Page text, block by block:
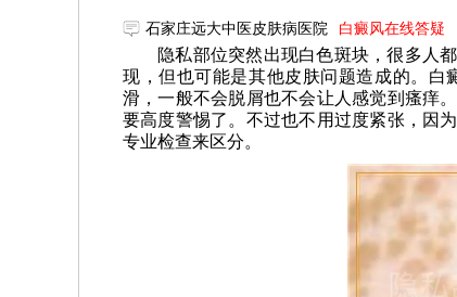
石家庄远大中医皮肤病医院 白癜风在线答疑
隐私部位突然出现白色斑块，很多人
现，但也可能是其他皮肤问题造成的。白
滑，一般不会脱屑也不会让人感觉到瘙痒
要高度警惕了。不过也不用过度紧张，因
专业检查来区分。